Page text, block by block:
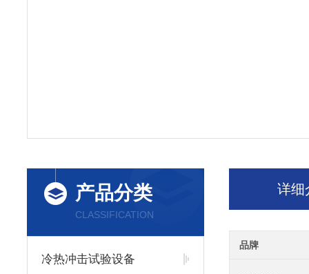
产品分类
CLASSIFICATION
冷热冲击试验设备
详细
品牌